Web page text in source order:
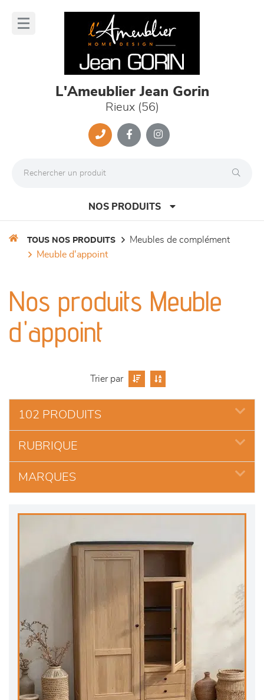
L'Ameublier Jean Gorin
Rieux (56)
NOS PRODUITS
séjours
meubles de complément
literie
décoration
TOUS NOS PRODUITS
meubles de complément
meuble d'appoint
Nos produits Meuble
d'appoint
Trier par
102 PRODUITS
RUBRIQUE
MARQUES